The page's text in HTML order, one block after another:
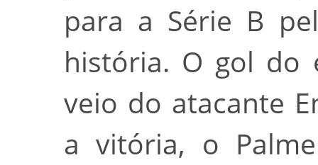
para a Série B
história. O gol do
veio do atacante
a vitória, o